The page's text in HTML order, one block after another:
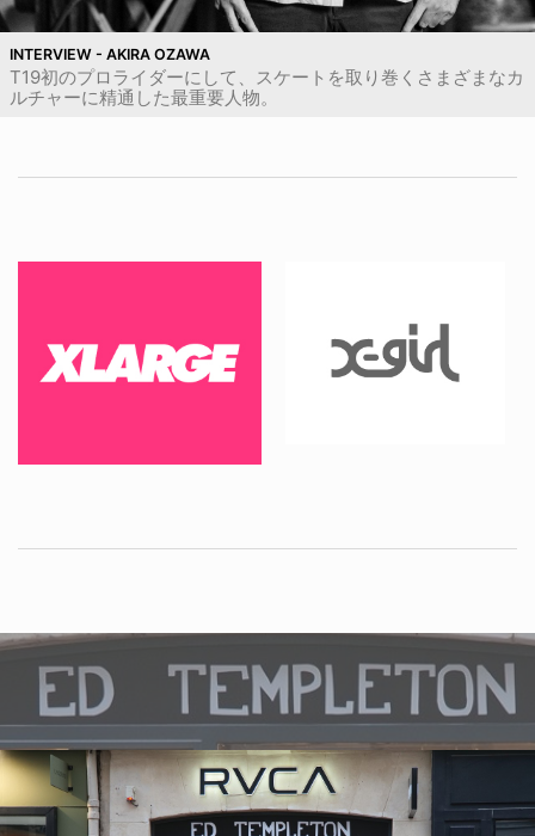
INTERVIEW - AKIRA OZAWA
T19初のプロライダーにして、スケートを取り巻くさまざまなカ
ルチャーに精通した最重要人物。